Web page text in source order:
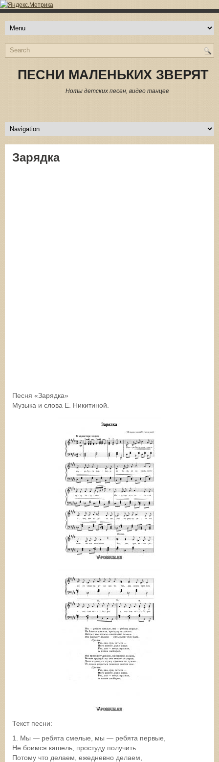
ПЕСНИ МАЛЕНЬКИХ ЗВЕРЯТ
Ноты детских песен, видео танцев
Зарядка
Песня «Зарядка»
Музыка и слова Е. Никитиной.
Текст песни:
1. Мы — ребята смелые, мы — ребята первые,
Не боимся кашель, простуду получить.
Потому что делаем, ежедневно делаем,